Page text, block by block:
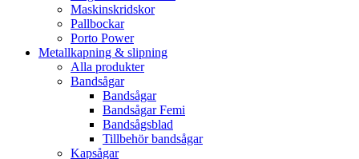
Maskinskridskor
Pallbockar
Porto Power
Metallkapning & slipning
Alla produkter
Bandsågar
Bandsågar
Bandsågar Femi
Bandsågsblad
Tillbehör bandsågar
Kapsågar